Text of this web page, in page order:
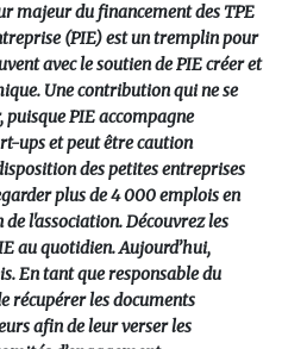
majeur du financement des TPE
(PIE) est un tremplin pour
avec le soutien de PIE créer et
Une contribution qui ne se
PIE accompagne
ups et peut être caution
des petites entreprises
plus de 4 000 emplois en
l'association. Découvrez les
au quotidien. Aujourd’hui,
En tant que responsable du
récupérer les documents
afin de leur verser les